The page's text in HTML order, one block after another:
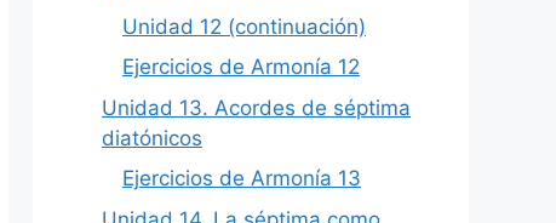
Unidad 12 (continuación)
Ejercicios de Armonía 12
Unidad 13. Acordes de séptima
diatónicos
Ejercicios de Armonía 13